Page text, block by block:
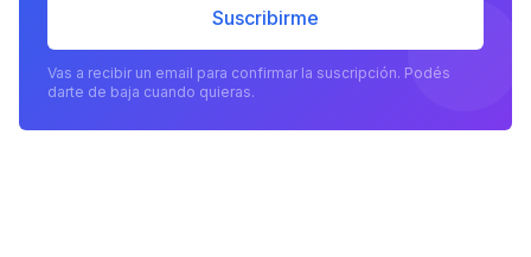
Suscribirme
Vas a recibir un email para confirmar la suscripción. Podés
darte de baja cuando quieras.